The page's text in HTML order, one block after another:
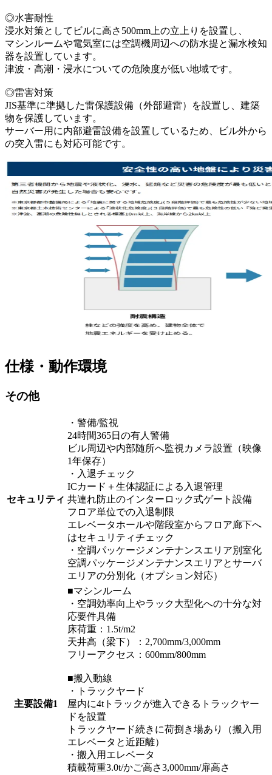
◎水害耐性
浸水対策としてビルに高さ500mm上の立上りを設置し、
マシンルームや電気室には空調機周辺への防水提と漏水検知
器を設置しています。
津波・高潮・浸水についての危険度が低い地域です。
◎雷害対策
JIS基準に準拠した雷保護設備（外部避雷）を設置し、建築
物を保護しています。
サーバー用に内部避雷設備を設置しているため、ビル外から
の突入雷にも対応可能です。
仕様・動作環境
その他
セキュリティ
・警備/監視
24時間365日の有人警備
ビル周辺や内部随所へ監視カメラ設置（映像
1年保存）
・入退チェック
ICカード＋生体認証による入退管理
共連れ防止のインターロック式ゲート設備
フロア単位での入退制限
エレベータホールや階段室からフロア廊下へ
はセキュリティチェック
・空調パッケージメンテナンスエリア別室化
空調パッケージメンテナンスエリアとサーバ
エリアの分別化（オプション対応）
主要設備1
■マシンルーム
・空調効率向上やラック大型化への十分な対
応要件具備
床荷重：1.5t/m2
天井高（梁下）：2,700mm/3,000mm
フリーアクセス：600mm/800mm
■搬入動線
・トラックヤード
屋内に4tトラックが進入できるトラックヤー
ドを設置
トラックヤード続きに荷捌き場あり（搬入用
エレベータと近距離）
・搬入用エレベータ
積載荷重3.0t/かご高さ3,000mm/扉高さ